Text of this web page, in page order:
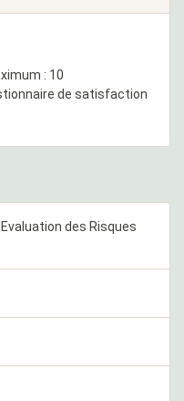
: 10
de satisfaction
des Risques